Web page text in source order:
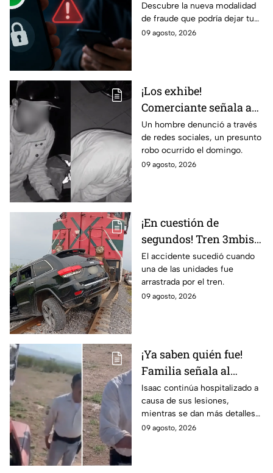
podría dejarte
vulnerable ante
ESTAFAS si no tienes
Descubre la nueva modalidad
de fraude que podría dejar tu
cuenta vulnerable. ¡No te
09 agosto, 2026
¡Los exhibe!
Comerciante señala a
dos hombres de un
presunto robo a un
negocio en León
Un hombre denunció a través
de redes sociales, un presunto
robo ocurrido el domingo.
09 agosto, 2026
¡En cuestión de
segundos! Tren 3mbiste
una camioneta en
Guanajuato; este fue el
saldo de las víct1mas
El accidente sucedió cuando
una de las unidades fue
arrastrada por el tren.
09 agosto, 2026
¡Ya saben quién fue!
Familia señala al
presunto responsable
de at4car a padre e hijo
Isaac continúa hospitalizado a
causa de sus lesiones,
mientras se dan más detalles
sobre el caso.
09 agosto, 2026